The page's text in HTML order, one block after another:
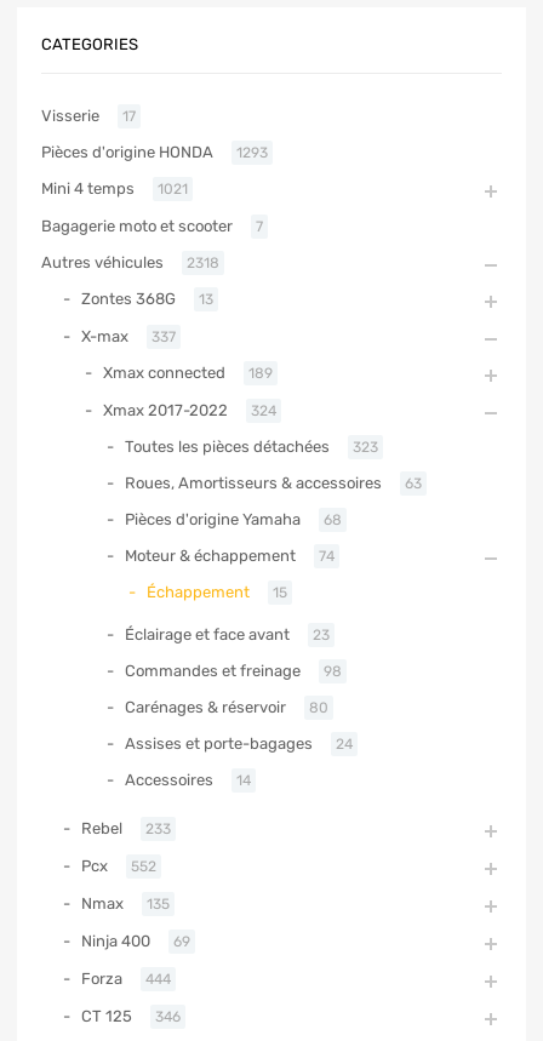
CATEGORIES
Visserie 17
Pièces d'origine HONDA 1293
Mini 4 temps 1021
Bagagerie moto et scooter 7
Autres véhicules 2318
Zontes 368G 13
X-max 337
Xmax connected 189
Xmax 2017-2022 324
Toutes les pièces détachées 323
Roues, Amortisseurs & accessoires 63
Pièces d'origine Yamaha 68
Moteur & échappement 74
Échappement 15
Éclairage et face avant 23
Commandes et freinage 98
Carénages & réservoir 80
Assises et porte-bagages 24
Accessoires 14
Rebel 233
Pcx 552
Nmax 135
Ninja 400 69
Forza 444
CT 125 346